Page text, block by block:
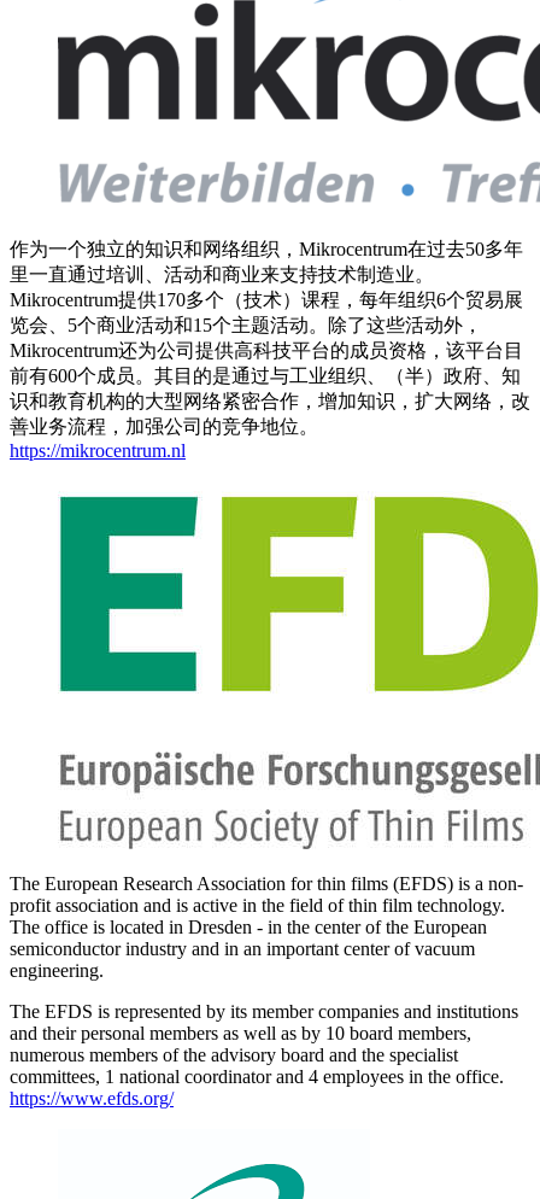
作为一个独立的知识和网络组织，Mikrocentrum在过去50多年
里一直通过培训、活动和商业来支持技术制造业。
Mikrocentrum提供170多个（技术）课程，每年组织6个贸易展
览会、5个商业活动和15个主题活动。除了这些活动外，
Mikrocentrum还为公司提供高科技平台的成员资格，该平台目
前有600个成员。其目的是通过与工业组织、（半）政府、知
识和教育机构的大型网络紧密合作，增加知识，扩大网络，改
善业务流程，加强公司的竞争地位。
https://mikrocentrum.nl
The European Research Association for thin films (EFDS) is a non-
profit association and is active in the field of thin film technology.
The office is located in Dresden - in the center of the European
semiconductor industry and in an important center of vacuum
engineering.
The EFDS is represented by its member companies and institutions
and their personal members as well as by 10 board members,
numerous members of the advisory board and the specialist
committees, 1 national coordinator and 4 employees in the office.
https://www.efds.org/